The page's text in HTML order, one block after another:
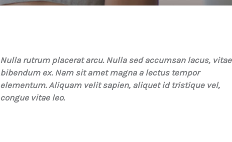
Nulla rutrum placerat arcu. Nulla sed accumsan lacus, vitae
bibendum ex. Nam sit amet magna a lectus tempor
elementum. Aliquam velit sapien, aliquet id tristique vel,
congue vitae leo.